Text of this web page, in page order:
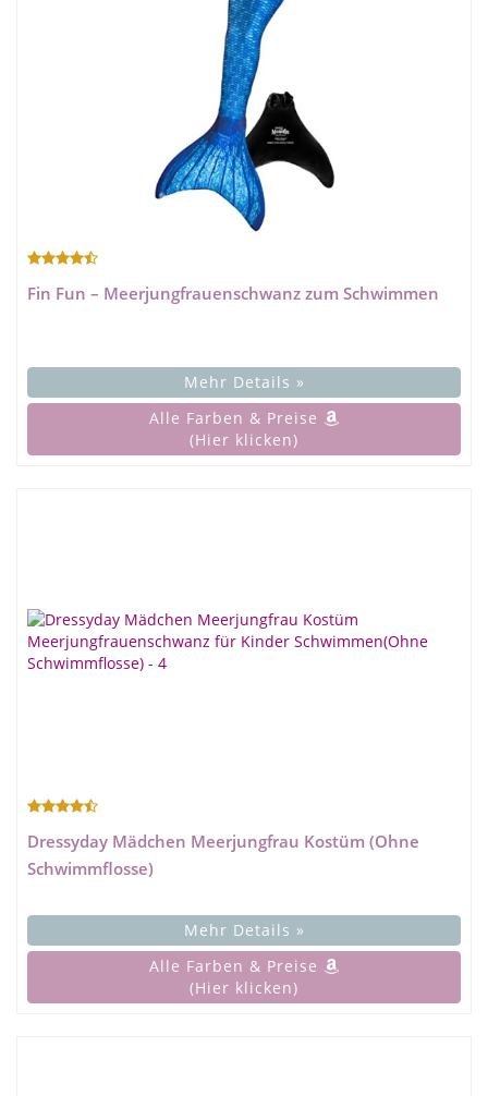
Fin Fun – Meerjungfrauenschwanz zum Schwimmen
Mehr Details »
Alle Farben & Preise
(Hier klicken)
Dressyday Mädchen Meerjungfrau Kostüm (Ohne
Schwimmflosse)
Mehr Details »
Alle Farben & Preise
(Hier klicken)